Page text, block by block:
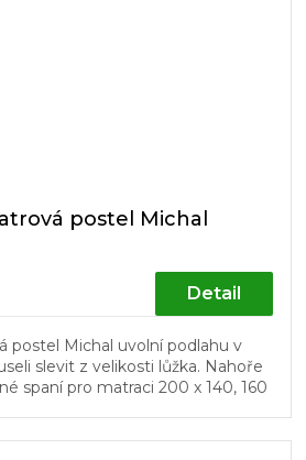
postel Michal
Detail
postel Michal uvolní podlahu v
slevit z velikosti lůžka. Nahoře
spaní pro matraci 200 x 140, 160